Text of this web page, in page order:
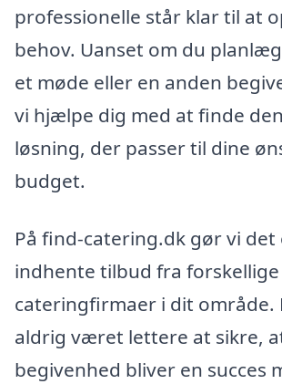
professionelle står klar til at
behov. Uanset om du
et møde eller en anden
vi hjælpe dig med at finde
løsning, der passer til dine
budget.
På find-catering.dk gør vi det
indhente tilbud fra forskellige
cateringfirmaer i dit område.
aldrig været lettere at sikre,
begivenhed bliver en succes